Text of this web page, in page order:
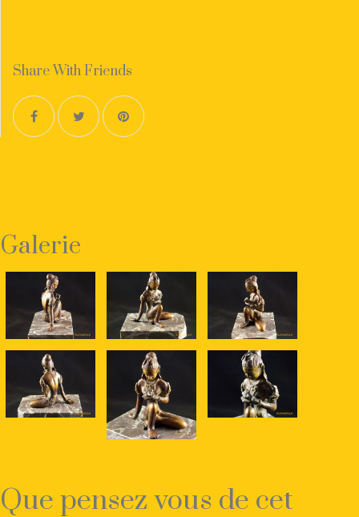
Share With Friends
Galerie
Que pensez vous de cet